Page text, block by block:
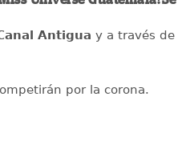
Antigua y a través de
por la corona.